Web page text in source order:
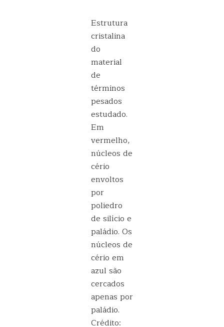
Estrutura
cristalina
do
material
de
términos
pesados
estudado.
Em
vermelho,
núcleos de
cério
envoltos
por
poliedro
de silício e
paládio. Os
núcleos de
cério em
azul são
cercados
apenas por
paládio.
Crédito: